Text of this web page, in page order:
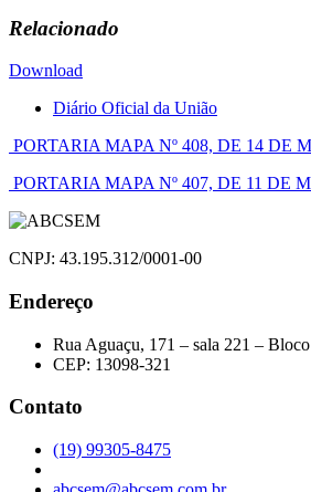
Relacionado
Download
Diário Oficial da União
Navegação
de
Post
PORTARIA MAPA Nº 408, DE 14 DE
PORTARIA MAPA Nº 407, DE 11 DE
CNPJ: 43.195.312/0001-00
Endereço
Rua Aguaçu, 171 – sala 221 –
CEP: 13098-321
Contato
(19) 99305-8475